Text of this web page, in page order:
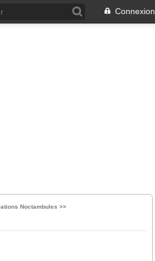
Connexion
Noctambules >>